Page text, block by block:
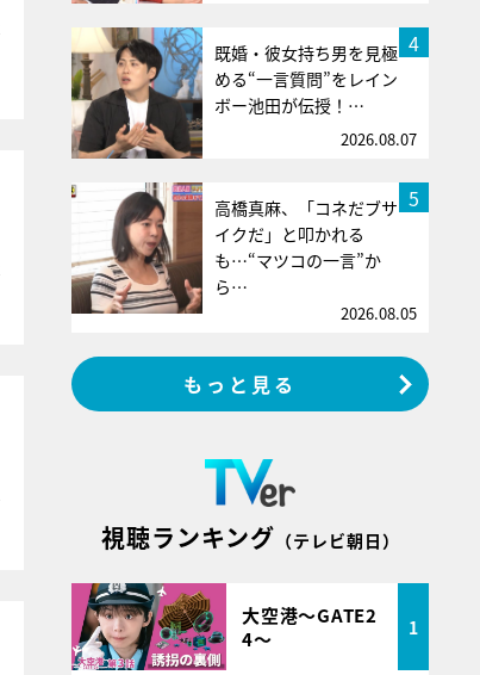
4
既婚・彼女持ち男を見極
める“一言質問”をレイン
ボー池田が伝授！…
2026.08.07
5
高橋真麻、「コネだブサ
イクだ」と叩かれる
も…“マツコの一言”か
ら…
2026.08.05
もっと見る
視聴ランキング （テレビ朝日）
大空港～GATE2
4～
1